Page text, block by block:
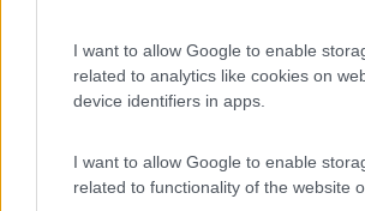
I want to allow Google to enable
related to analytics like cookies on
device identifiers in apps.
I want to allow Google to enable
related to functionality of the website
Casal Borsetti (RA)
Campeggio